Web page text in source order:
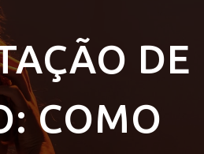
DE
COMO